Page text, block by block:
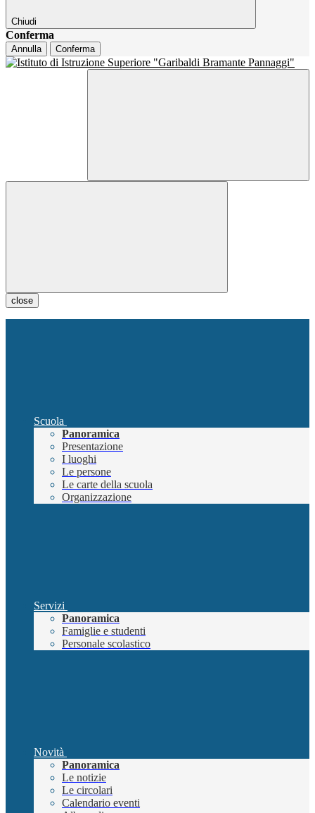
Chiudi
Conferma
Annulla Conferma
close
Scuola
Panoramica
Presentazione
I luoghi
Le persone
Le carte della scuola
Organizzazione
Servizi
Panoramica
Famiglie e studenti
Personale scolastico
Novità
Panoramica
Le notizie
Le circolari
Calendario eventi